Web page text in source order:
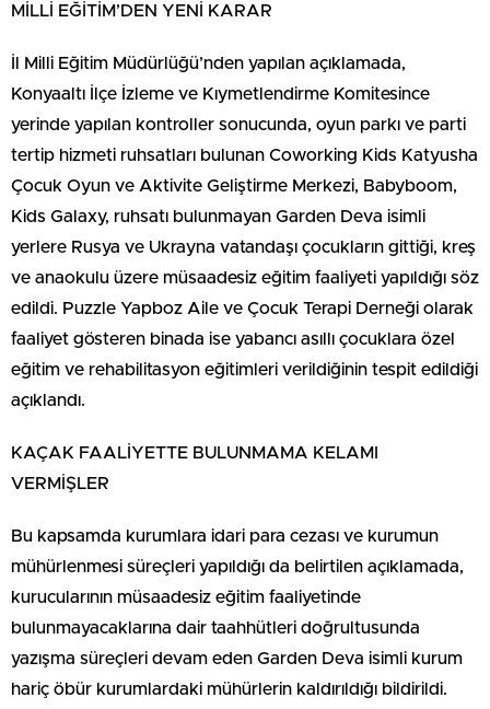
MİLLİ EĞİTİM’DEN YENİ KARAR
İl Milli Eğitim Müdürlüğü’nden yapılan açıklamada,
Konyaaltı İlçe İzleme ve Kıymetlendirme Komitesince
yerinde yapılan kontroller sonucunda, oyun parkı ve parti
tertip hizmeti ruhsatları bulunan Coworking Kids Katyusha
Çocuk Oyun ve Aktivite Geliştirme Merkezi, Babyboom,
Kids Galaxy, ruhsatı bulunmayan Garden Deva isimli
yerlere Rusya ve Ukrayna vatandaşı çocukların gittiği, kreş
ve anaokulu üzere müsaadesiz eğitim faaliyeti yapıldığı söz
edildi. Puzzle Yapboz Aile ve Çocuk Terapi Derneği olarak
faaliyet gösteren binada ise yabancı asıllı çocuklara özel
eğitim ve rehabilitasyon eğitimleri verildiğinin tespit edildiği
açıklandı.
KAÇAK FAALİYETTE BULUNMAMA KELAMI
VERMİŞLER
Bu kapsamda kurumlara idari para cezası ve kurumun
mühürlenmesi süreçleri yapıldığı da belirtilen açıklamada,
kurucularının müsaadesiz eğitim faaliyetinde
bulunmayacaklarına dair taahhütleri doğrultusunda
yazışma süreçleri devam eden Garden Deva isimli kurum
hariç öbür kurumlardaki mühürlerin kaldırıldığı bildirildi.